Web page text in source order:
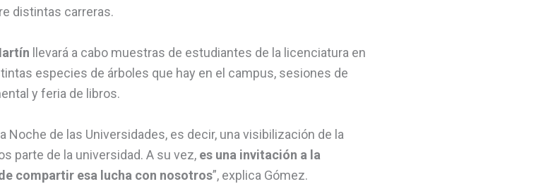
distintas carreras.
llevará a cabo muestras de estudiantes de la licenciatura en
especies de árboles que hay en el campus, sesiones de
y feria de libros.
Noche de las Universidades, es decir, una visibilización de la
parte de la universidad. A su vez, es una invitación a la
compartir esa lucha con nosotros”, explica Gómez.